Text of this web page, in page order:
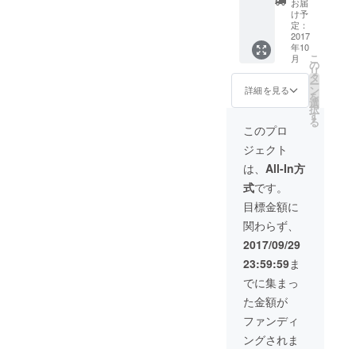
（コー
チング
21,000
円相
当）
４．起
業や出
版に関
するワ
ンポイ
ント･ア
ドバイ
スがも
らえる
ランチ
会食へ
の無料
招待
（次の
５名よ
り選択
＋大杉
潤との
ランチ
会食）
①牛窪
万里子
ス書
10000
冊から
答えを
見つけ
まし
た』
（キノ
ブック
ス）を
10冊謹
呈
（14,04
0円相
当、希
望者に
著者サ
イン）
３．大
杉潤の
キャリ
ア相談
90分
（コー
チング
21,000
円相
当）ま
たは読
書交流
（2,000
円相
当）の
無料参
加券
（10回
分）
２．大
杉潤著
『入社3
年目ま
での仕
事の悩
みに、
ビジネ
ス書
10000
冊から
答えを
見つけ
まし
た』
（キノ
け予
定：
2017
年10
月
詳細を見る
こ
の
リ
タ
ー
ン
を
選
択
す
る
このプロ
ジェクト
は、 All-In方
式です。
目標金額に
関わらず、
2017/09/29
23:59:59ま
でに集まっ
た金額が
ファンディ
ングされま